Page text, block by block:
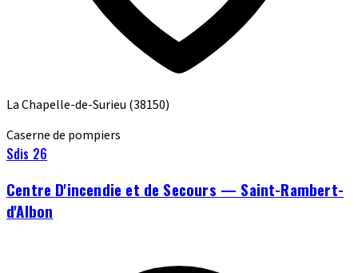
La Chapelle-de-Surieu (38150)
Caserne de pompiers
Sdis 26
Centre D'incendie et de Secours — Saint-Rambert-
d'Albon